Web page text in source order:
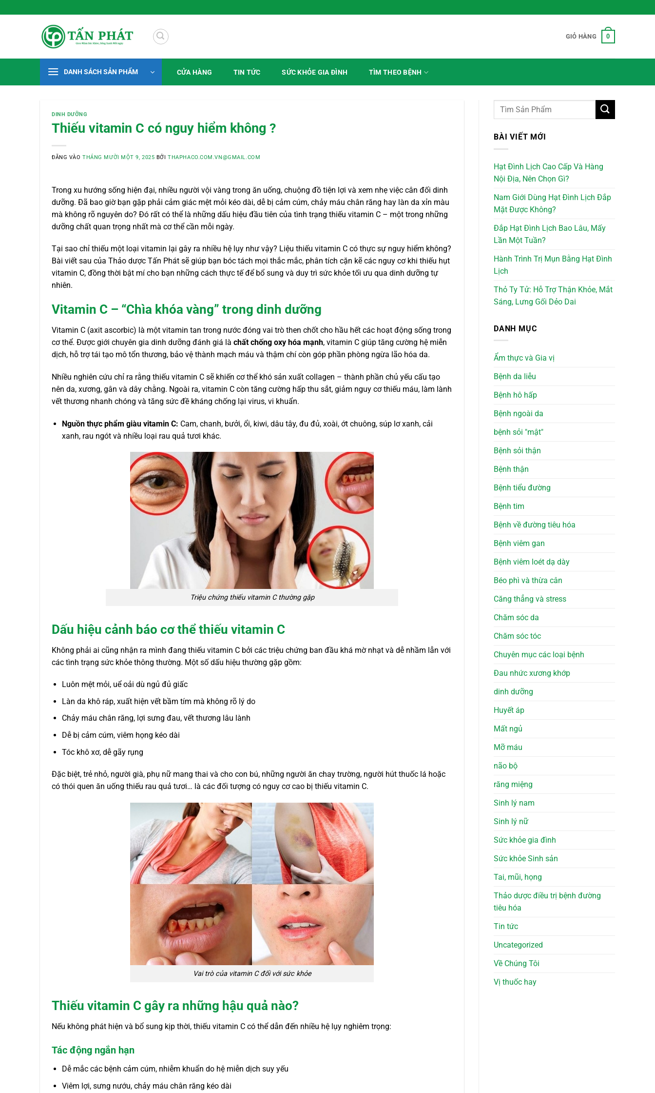
qua
GIỎ HÀNG 0
DANH SÁCH SẢN PHẨM CỬA HÀNG TIN TỨC SỨC KHỎE GIA ĐÌNH TÌM THEO BỆNH
DINH DƯỠNG
Thiếu vitamin C có nguy hiểm không ?
ĐĂNG VÀOTHÁNG MƯỜI MỘT 9, 2025 BỞITHAPHACO.COM.VN@GMAIL.COM
Trong xu hướng sống hiện đại, nhiều người vội vàng trong ăn uống, chuộng đồ tiện lợi và xem nhẹ việc cân đối dinh
dưỡng. Đã bao giờ bạn gặp phải cảm giác mệt mỏi kéo dài, dễ bị cảm cúm, chảy máu chân răng hay làn da xỉn màu
mà không rõ nguyên do? Đó rất có thể là những dấu hiệu đầu tiên của tình trạng thiếu vitamin C – một trong những
dưỡng chất quan trọng nhất mà cơ thể cần mỗi ngày.
Tại sao chỉ thiếu một loại vitamin lại gây ra nhiều hệ lụy như vậy? Liệu thiếu vitamin C có thực sự nguy hiểm không?
Bài viết sau của Thảo dược Tấn Phát sẽ giúp bạn bóc tách mọi thắc mắc, phân tích cặn kẽ các nguy cơ khi thiếu hụt
vitamin C, đồng thời bật mí cho bạn những cách thực tế để bổ sung và duy trì sức khỏe tối ưu qua dinh dưỡng tự
nhiên.
Vitamin C – “Chìa khóa vàng” trong dinh dưỡng
Vitamin C (axit ascorbic) là một vitamin tan trong nước đóng vai trò then chốt cho hầu hết các hoạt động sống trong
cơ thể. Được giới chuyên gia dinh dưỡng đánh giá là chất chống oxy hóa mạnh, vitamin C giúp tăng cường hệ miễn
dịch, hỗ trợ tái tạo mô tổn thương, bảo vệ thành mạch máu và thậm chí còn góp phần phòng ngừa lão hóa da.
Nhiều nghiên cứu chỉ ra rằng thiếu vitamin C sẽ khiến cơ thể khó sản xuất collagen – thành phần chủ yếu cấu tạo
nên da, xương, gân và dây chằng. Ngoài ra, vitamin C còn tăng cường hấp thu sắt, giảm nguy cơ thiếu máu, làm lành
vết thương nhanh chóng và tăng sức đề kháng chống lại virus, vi khuẩn.
Nguồn thực phẩm giàu vitamin C: Cam, chanh, bưởi, ổi, kiwi, dâu tây, đu đủ, xoài, ớt chuông, súp lơ xanh, cải
xanh, rau ngót và nhiều loại rau quả tươi khác.
Triệu chứng thiếu vitamin C thường gặp
Dấu hiệu cảnh báo cơ thể thiếu vitamin C
Không phải ai cũng nhận ra mình đang thiếu vitamin C bởi các triệu chứng ban đầu khá mờ nhạt và dễ nhầm lẫn với
các tình trạng sức khỏe thông thường. Một số dấu hiệu thường gặp gồm:
Luôn mệt mỏi, uể oải dù ngủ đủ giấc
Làn da khô ráp, xuất hiện vết bầm tím mà không rõ lý do
Chảy máu chân răng, lợi sưng đau, vết thương lâu lành
Dễ bị cảm cúm, viêm họng kéo dài
Tóc khô xơ, dễ gãy rụng
Đặc biệt, trẻ nhỏ, người già, phụ nữ mang thai và cho con bú, những người ăn chay trường, người hút thuốc lá hoặc
có thói quen ăn uống thiếu rau quả tươi… là các đối tượng có nguy cơ cao bị thiếu vitamin C.
Vai trò của vitamin C đối với sức khỏe
Thiếu vitamin C gây ra những hậu quả nào?
Nếu không phát hiện và bổ sung kịp thời, thiếu vitamin C có thể dẫn đến nhiều hệ lụy nghiêm trọng:
Tác động ngắn hạn
Dễ mắc các bệnh cảm cúm, nhiễm khuẩn do hệ miễn dịch suy yếu
Viêm lợi, sưng nướu, chảy máu chân răng kéo dài
BÀI VIẾT MỚI
Hạt Đình Lịch Cao Cấp Và Hàng
Nội Địa, Nên Chọn Gì?
Nam Giới Dùng Hạt Đình Lịch Đắp
Mặt Được Không?
Đắp Hạt Đình Lịch Bao Lâu, Mấy
Lần Một Tuần?
Hành Trình Trị Mụn Bằng Hạt Đình
Lịch
Thỏ Ty Tử: Hỗ Trợ Thận Khỏe, Mắt
Sáng, Lưng Gối Dẻo Dai
DANH MỤC
Ẩm thực và Gia vị
Bệnh da liễu
Bệnh hô hấp
Bệnh ngoài da
bệnh sỏi "mật"
Bệnh sỏi thận
Bệnh thận
Bệnh tiểu đường
Bệnh tim
Bệnh về đường tiêu hóa
Bệnh viêm gan
Bệnh viêm loét dạ dày
Béo phì và thừa cân
Căng thẳng và stress
Chăm sóc da
Chăm sóc tóc
Chuyên mục các loại bệnh
Đau nhức xương khớp
dinh dưỡng
Huyết áp
Mất ngủ
Mỡ máu
não bộ
răng miệng
Sinh lý nam
Sinh lý nữ
Sức khỏe gia đình
Sức khỏe Sinh sản
Tai, mũi, họng
Thảo dược điều trị bệnh đường
tiêu hóa
Tin tức
Uncategorized
Về Chúng Tôi
Vị thuốc hay